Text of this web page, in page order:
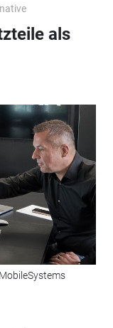
als